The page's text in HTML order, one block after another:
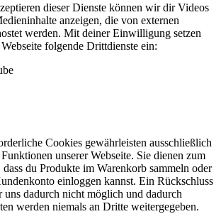
dieser Dienste können wir dir Videos
anzeigen, die von externen
werden. Mit deiner Einwilligung setzen
folgende Drittdienste ein:
Cookies gewährleisten ausschließlich
unserer Webseite. Sie dienen zum
du Produkte im Warenkorb sammeln oder
einloggen kannst. Ein Rückschluss
uns dadurch nicht möglich und dadurch
werden niemals an Dritte weitergegeben.